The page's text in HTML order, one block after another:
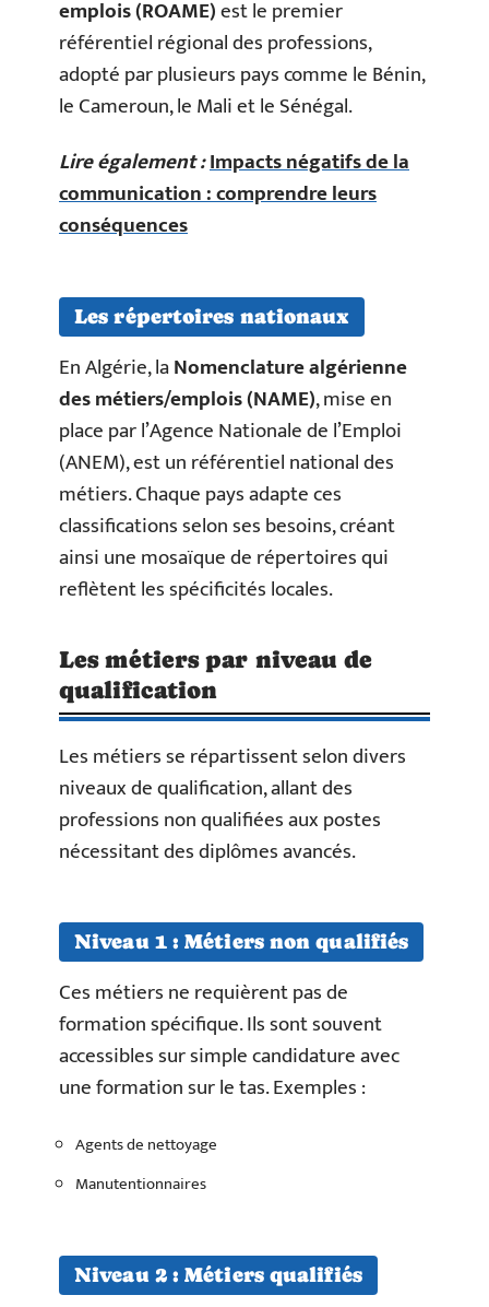
emplois (ROAME)est le premier
référentiel régional des professions,
adopté par plusieurs pays comme le Bénin,
le Cameroun, le Mali et le Sénégal.
Lire également :Impacts négatifs de la
communication : comprendre leurs
conséquences
Les répertoires nationaux
En Algérie, laNomenclature algérienne
des métiers/emplois (NAME), mise en
place par l’Agence Nationale de l’Emploi
(ANEM), est un référentiel national des
métiers. Chaque pays adapte ces
classifications selon ses besoins, créant
ainsi une mosaïque de répertoires qui
reflètent les spécificités locales.
Les métiers par niveau de
qualification
Les métiers se répartissent selon divers
niveaux de qualification, allant des
professions non qualifiées aux postes
nécessitant des diplômes avancés.
Niveau 1 : Métiers non qualifiés
Ces métiers ne requièrent pas de
formation spécifique. Ils sont souvent
accessibles sur simple candidature avec
une formation sur le tas. Exemples :
Agents de nettoyage
Manutentionnaires
Niveau 2 : Métiers qualifiés